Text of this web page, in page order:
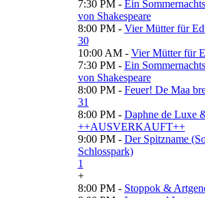
7:30 PM - Ein
von Shakespeare
8:00 PM - Vier Mütter für
30
10:00 AM - Vier Mütter für
7:30 PM - Ein
von Shakespeare
8:00 PM - Feuer! De Maa
31
8:00 PM - Daphne de Luxe
++AUSVERKAUFT++
9:00 PM - Der Spitzname
Schlosspark)
1
+
8:00 PM - Stoppok &